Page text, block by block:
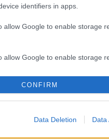
identifiers in apps.
allow Google to enable storage
allow Google to enable storage
allow Google to enable storage
functionality and fraud
CONFIRM
Data Deletion Data
GYÓGYÍTÓ
MÚZEUM?!